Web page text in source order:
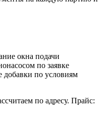
окна подачи
по заявке
по условиям
по адресу. Прайс: